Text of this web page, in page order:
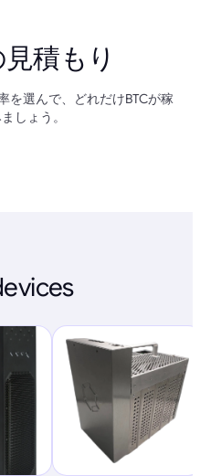
積もり
を選んで、どれだけBTCが稼
しょう。